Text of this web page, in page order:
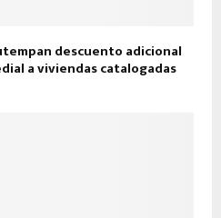
descuento adicional
a viviendas catalogadas